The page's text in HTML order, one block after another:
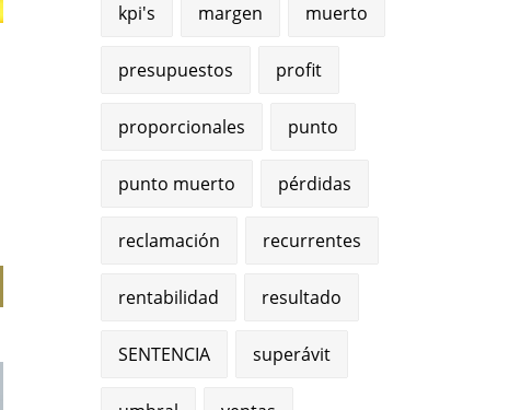
kpi's margen muerto
presupuestos profit
proporcionales punto
punto muerto pérdidas
reclamación recurrentes
rentabilidad resultado
SENTENCIA superávit